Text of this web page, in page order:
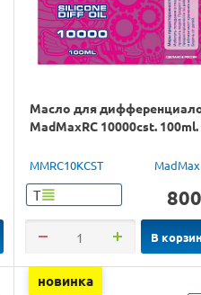
Масло для
MadMaxRC 10000cst. 100ml.
MMRC10KCST
Т 800
В
новинка